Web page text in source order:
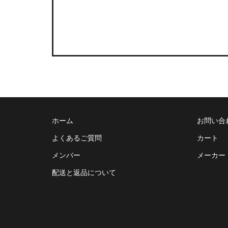
ホーム お問い合
よくあるご質問 カート
メンバー メーカー
配送と返品について